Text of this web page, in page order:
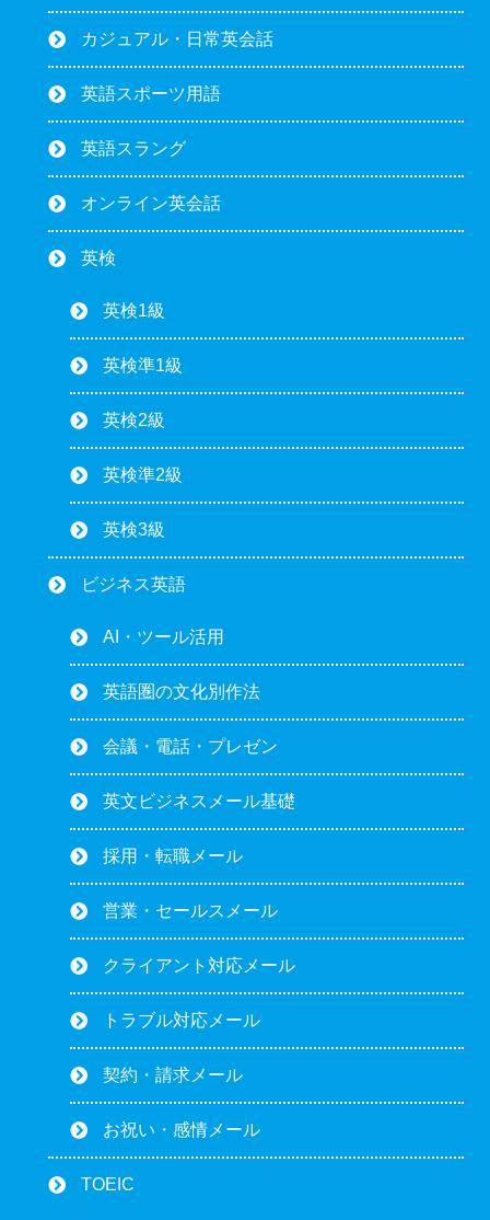
カジュアル・日常英会話
英語スポーツ用語
英語スラング
オンライン英会話
英検
英検1級
英検準1級
英検2級
英検準2級
英検3級
ビジネス英語
AI・ツール活用
英語圏の文化別作法
会議・電話・プレゼン
英文ビジネスメール基礎
採用・転職メール
営業・セールスメール
クライアント対応メール
トラブル対応メール
契約・請求メール
お祝い・感情メール
TOEIC